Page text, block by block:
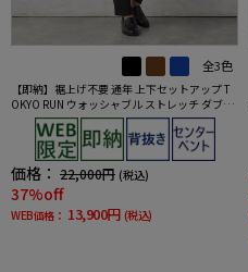
全3色
【即納】裾上げ不要 通年 上下セットアップ T
OKYO RUN ウォッシャブル ストレッチ ダブル
フェイス生地 背抜き2ボタンジャケット ウエ
ストシャーリングノータックパンツ
価格： 22,000円 (税込)
37%off
WEB価格： 13,900円 (税込)